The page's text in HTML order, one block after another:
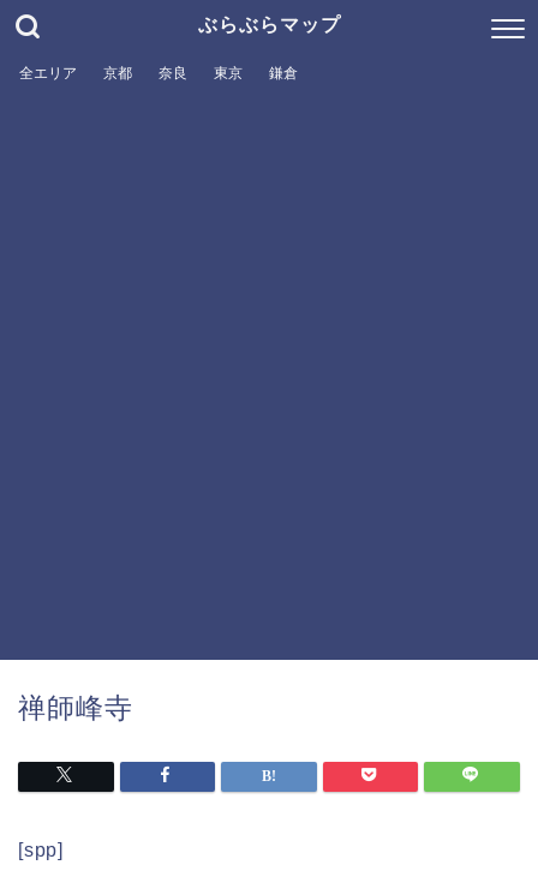
ぶらぶらマップ
全エリア 京都 奈良 東京 鎌倉
禅師峰寺
[spp]